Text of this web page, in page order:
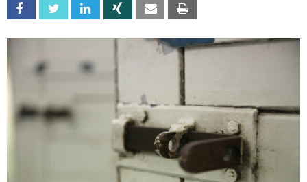
Facebook Twitter Linkedin Xing Email